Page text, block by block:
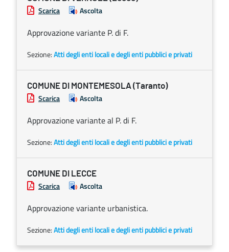
Scarica Ascolta
Approvazione variante P. di F.
Sezione:Atti degli enti locali e degli enti pubblici e privati
COMUNE DI MONTEMESOLA (Taranto)
Scarica Ascolta
Approvazione variante al P. di F.
Sezione:Atti degli enti locali e degli enti pubblici e privati
COMUNE DI LECCE
Scarica Ascolta
Approvazione variante urbanistica.
Sezione:Atti degli enti locali e degli enti pubblici e privati